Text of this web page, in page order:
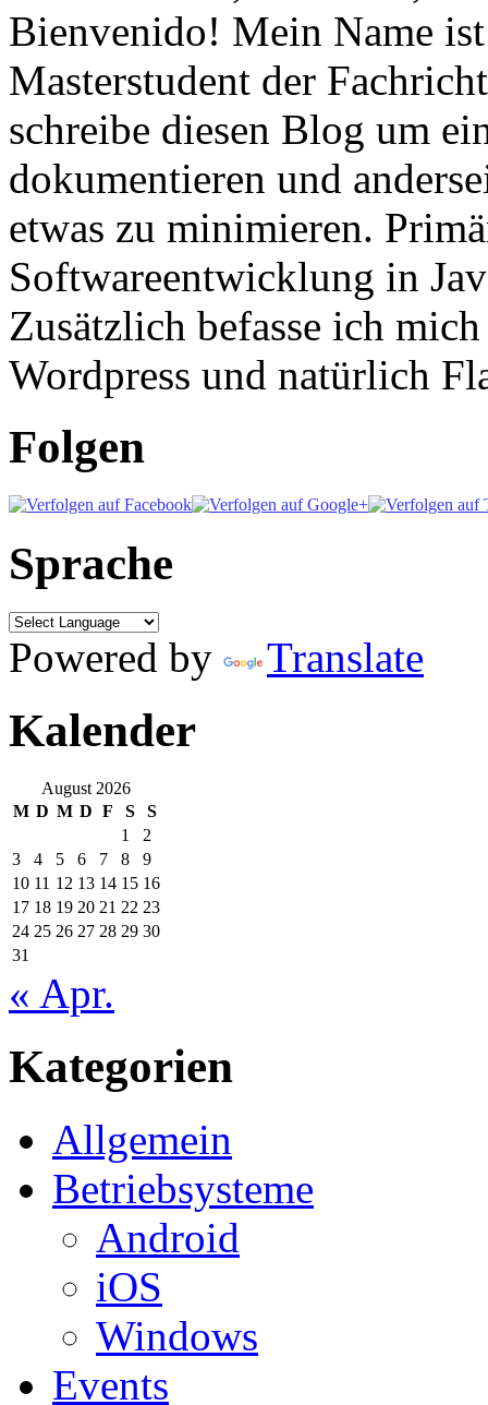
Bienvenido! Mein Name
Masterstudent der
schreibe diesen Blog um
dokumentieren und
etwas zu minimieren.
Softwareentwicklung in
Zusätzlich befasse ich
Wordpress und natürlich
Folgen
Sprache
Powered by Translate
Kalender
August 2026
M D M D F S
S
1
2
3
4 5 6 7 8
9
10 11 12 13 14 15 16
17 18 19 20 21 22 23
24 25 26 27 28 29 30
31
« Apr.
Kategorien
Allgemein
Betriebsysteme
Android
iOS
Windows
Events